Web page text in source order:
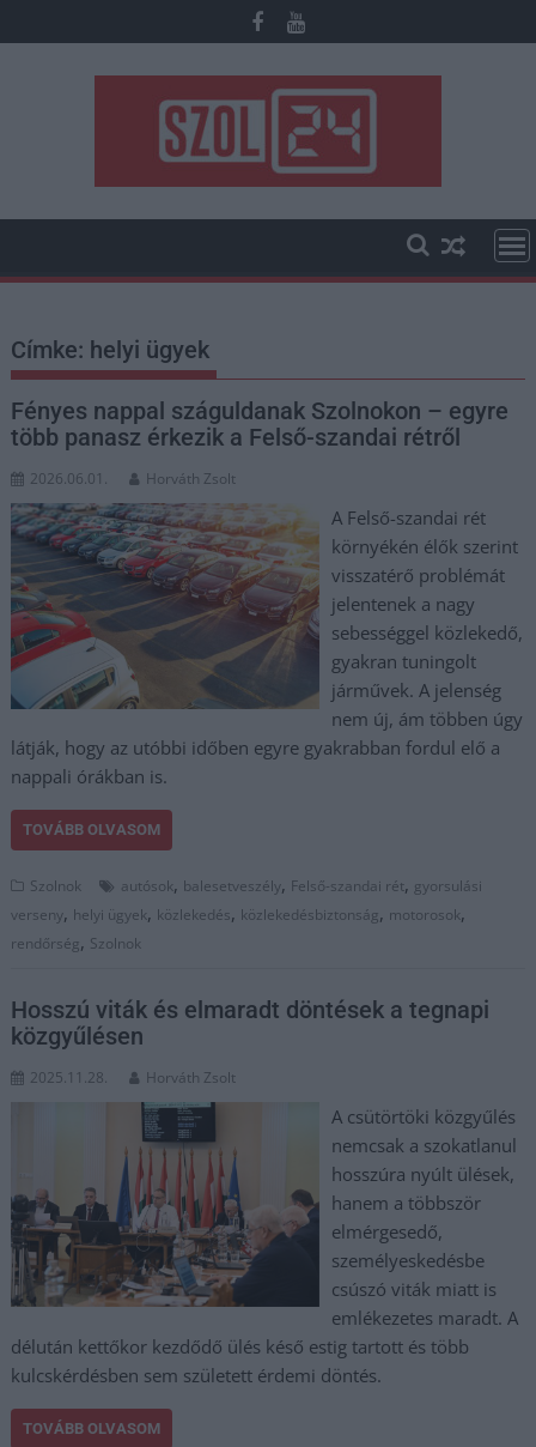
to
Címke: helyi ügyek
Fényes nappal száguldanak Szolnokon – egyre
több panasz érkezik a Felső-szandai rétről
2026.06.01. Horváth Zsolt
A Felső-szandai rét
környékén élők szerint
visszatérő problémát
jelentenek a nagy
sebességgel közlekedő,
gyakran tuningolt
járművek. A jelenség
nem új, ám többen úgy
látják, hogy az utóbbi időben egyre gyakrabban fordul elő a
nappali órákban is.
TOVÁBB OLVASOM
Szolnok autósok, balesetveszély, Felső-szandai rét, gyorsulási
verseny, helyi ügyek, közlekedés, közlekedésbiztonság, motorosok,
rendőrség, Szolnok
Hosszú viták és elmaradt döntések a tegnapi
közgyűlésen
2025.11.28. Horváth Zsolt
A csütörtöki közgyűlés
nemcsak a szokatlanul
hosszúra nyúlt ülések,
hanem a többször
elmérgesedő,
személyeskedésbe
csúszó viták miatt is
emlékezetes maradt. A
délután kettőkor kezdődő ülés késő estig tartott és több
kulcskérdésben sem született érdemi döntés.
TOVÁBB OLVASOM